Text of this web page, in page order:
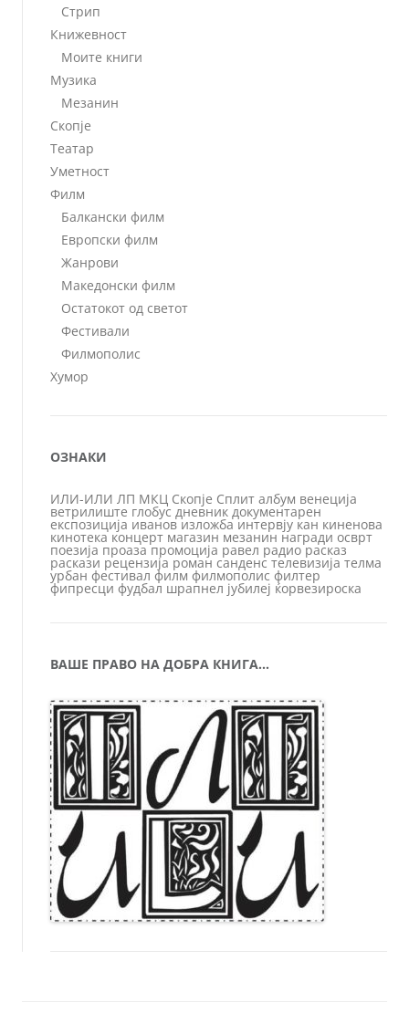
Стрип
Книжевност
Моите книги
Музика
Мезанин
Скопје
Театар
Уметност
Филм
Балкански филм
Европски филм
Жанрови
Македонски филм
Остатокот од светот
Фестивали
Филмополис
Хумор
ОЗНАКИ
ИЛИ-ИЛИ ЛП МКЦ Скопје Сплит албум венеција
ветрилиште глобус дневник документарен
експозиција иванов изложба интервју кан киненова
кинотека концерт магазин мезанин награди осврт
поезија проаза промоција равел радио расказ
раскази рецензија роман санденс телевизија телма
урбан фестивал филм филмополис филтер
фипресци фудбал шрапнел јубилеј ќорвезироска
ВАШЕ ПРАВО НА ДОБРА КНИГА…